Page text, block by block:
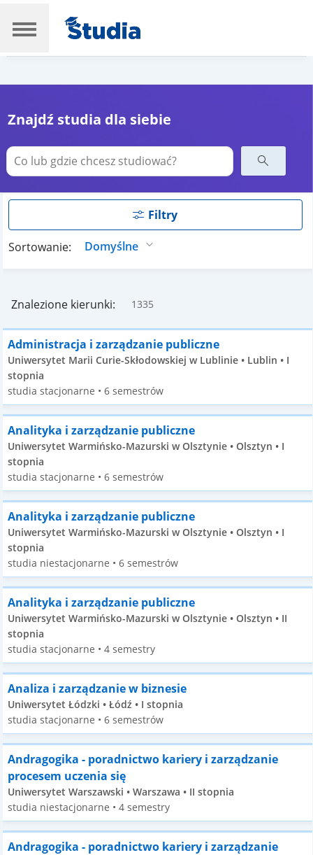
Znajdź studia dla siebie
Filtry
Sortowanie:
Znalezione kierunki: 1335
Administracja i zarządzanie publiczne
Uniwersytet Marii Curie-Skłodowskiej w Lublinie • Lublin • I
stopnia
studia stacjonarne • 6 semestrów
Analityka i zarządzanie publiczne
Uniwersytet Warmińsko-Mazurski w Olsztynie • Olsztyn • I
stopnia
studia stacjonarne • 6 semestrów
Analityka i zarządzanie publiczne
Uniwersytet Warmińsko-Mazurski w Olsztynie • Olsztyn • I
stopnia
studia niestacjonarne • 6 semestrów
Analityka i zarządzanie publiczne
Uniwersytet Warmińsko-Mazurski w Olsztynie • Olsztyn • II
stopnia
studia stacjonarne • 4 semestry
Analiza i zarządzanie w biznesie
Uniwersytet Łódzki • Łódź • I stopnia
studia stacjonarne • 6 semestrów
Andragogika - poradnictwo kariery i zarządzanie
procesem uczenia się
Uniwersytet Warszawski • Warszawa • II stopnia
studia niestacjonarne • 4 semestry
Andragogika - poradnictwo kariery i zarządzanie